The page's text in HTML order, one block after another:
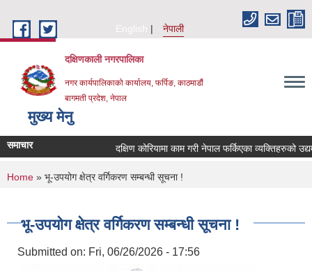
English
नेपाली
दक्षिणकाली नगरपालिका
नगर कार्यपालिकाको कार्यालय, फर्पिङ, काठमाडौं
बागमती प्रदेश, नेपाल
मुख्य मेनु
समाचार दक्षिण कोरियामा काम गरी नेपाल फर्किएका व्यक्तिहरुको
You are here
Home » भू-उपयोग क्षेत्र वर्गिकरण सम्बन्धी सूचना !
भू-उपयोग क्षेत्र वर्गिकरण सम्बन्धी सूचना !
Submitted on: Fri, 06/26/2026 - 17:56